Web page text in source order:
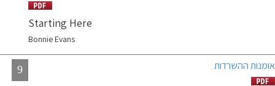
Starting Here
Bonnie Evans
אומנות ההשרדות 9